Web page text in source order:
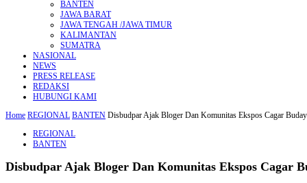
BANTEN
JAWA BARAT
JAWA TENGAH /JAWA TIMUR
KALIMANTAN
SUMATRA
NASIONAL
NEWS
PRESS RELEASE
REDAKSI
HUBUNGI KAMI
Home REGIONAL BANTEN Disbudpar Ajak Bloger Dan Komunitas Ekspos Cagar
REGIONAL
BANTEN
Disbudpar Ajak Bloger Dan Komunitas Ekspos Cagar